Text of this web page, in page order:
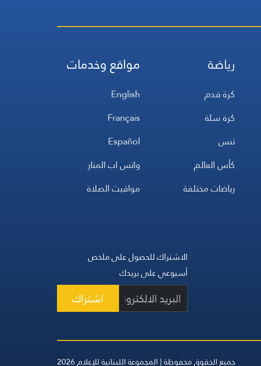
رياضة
كرة قدم
كرة سلة
تنس
كأس العالم
رياضات مختلفة
مواقع وخدمات
English
Français
Español
واتس اب المنار
مواقيت الصلاة
الاشتراك للحصول على ملخص
أسبوعي على بريدك
اشتراك
جميع الحقوق محفوظة | المجموعة اللبنانية للإعلام 2026